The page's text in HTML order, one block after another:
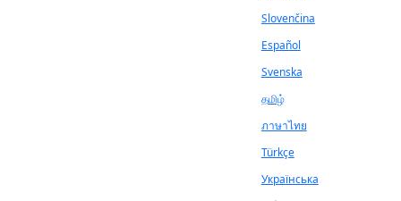
Slovenčina
Español
Svenska
தமிழ்
ภาษาไทย
Türkçe
Українська